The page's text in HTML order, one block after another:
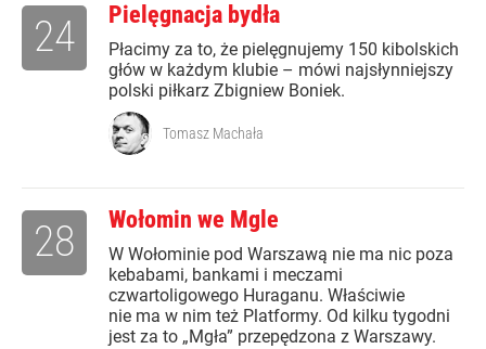
Pielęgnacja bydła
Płacimy za to, że pielęgnujemy 150 kibolskich
głów w każdym klubie – mówi najsłynniejszy
polski piłkarz Zbigniew Boniek.
24
Tomasz Machała
Wołomin we Mgle
W Wołominie pod Warszawą nie ma nic poza
kebabami, bankami i meczami
czwartoligowego Huraganu. Właściwie
nie ma w nim też Platformy. Od kilku tygodni
jest za to „Mgła” przepędzona z Warszawy.
28